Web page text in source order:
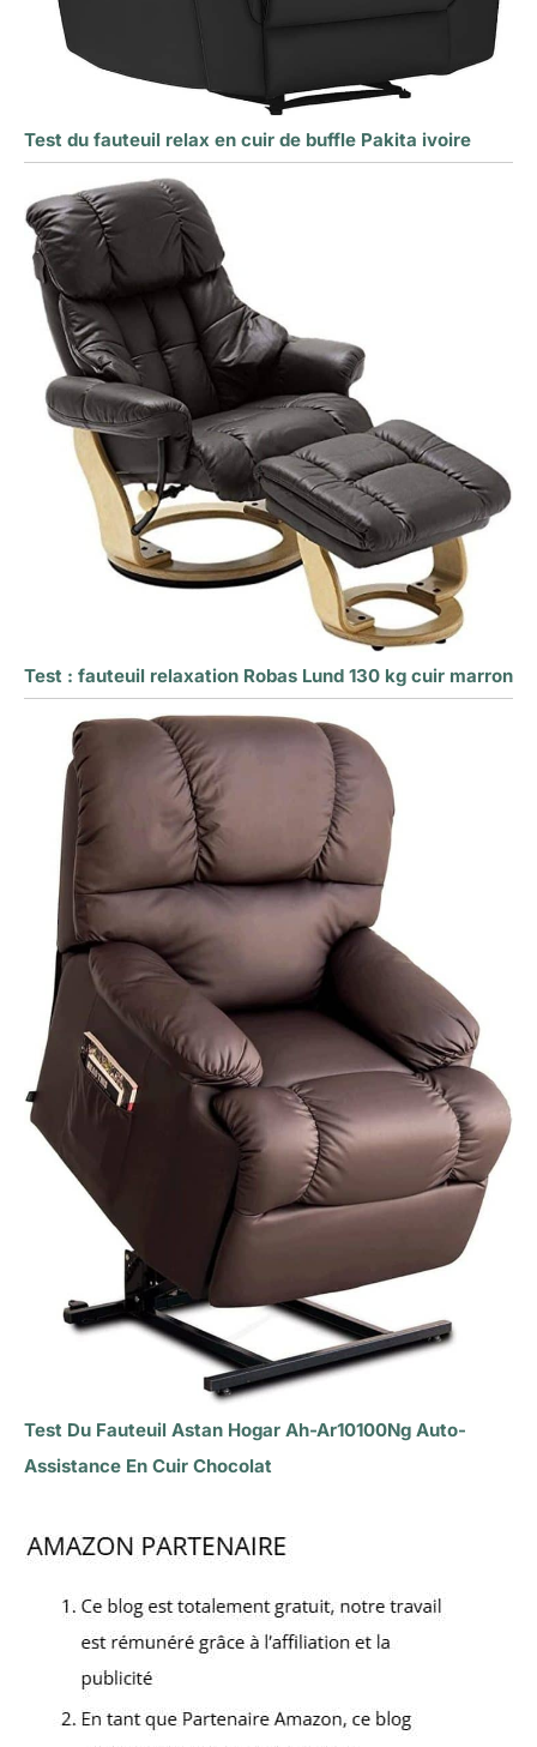
Test du fauteuil relax en cuir de buffle Pakita ivoire
Test : fauteuil relaxation Robas Lund 130 kg cuir marron
Test Du Fauteuil Astan Hogar Ah-Ar10100Ng Auto-
Assistance En Cuir Chocolat